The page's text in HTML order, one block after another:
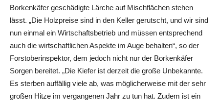
Borkenkäfer geschädigte Lärche auf Mischflächen stehen
lässt. „Die Holzpreise sind in den Keller gerutscht, und wir sind
nun einmal ein Wirtschaftsbetrieb und müssen entsprechend
auch die wirtschaftlichen Aspekte im Auge behalten“, so der
Forstoberinspektor, dem jedoch nicht nur der Borkenkäfer
Sorgen bereitet. „Die Kiefer ist derzeit die große Unbekannte.
Es sterben auffällig viele ab, was möglicherweise mit der sehr
großen Hitze im vergangenen Jahr zu tun hat. Zudem ist ein